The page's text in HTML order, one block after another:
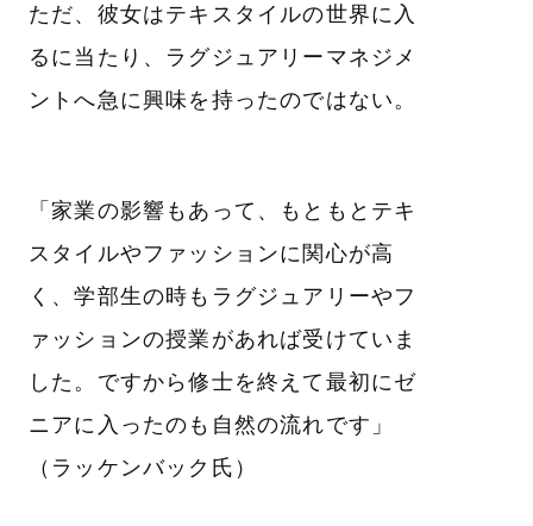
ただ、彼女はテキスタイルの世界に入
るに当たり、ラグジュアリーマネジメ
ントへ急に興味を持ったのではない。
「家業の影響もあって、もともとテキ
スタイルやファッションに関心が高
く、学部生の時もラグジュアリーやフ
ァッションの授業があれば受けていま
した。ですから修士を終えて最初にゼ
ニアに入ったのも自然の流れです」
（ラッケンバック氏）